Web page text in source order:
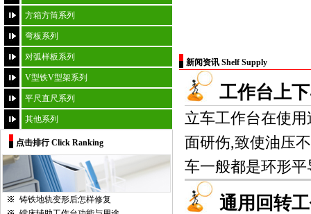
方箱方筒系列
弯板系列
对弧样板系列
V型铁V型架系列
平尺直尺系列
其他系列
点击排行 Click Ranking
铸铁地轨变形后怎样修复
新闻资讯 Shelf Supply
工作台上
立车工作台在使
面研伤,致使油压
车一般都是环形
通用回转